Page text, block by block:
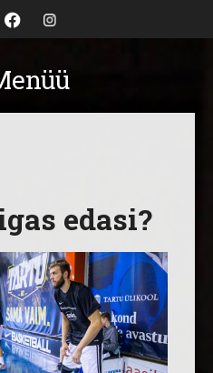
edasi?